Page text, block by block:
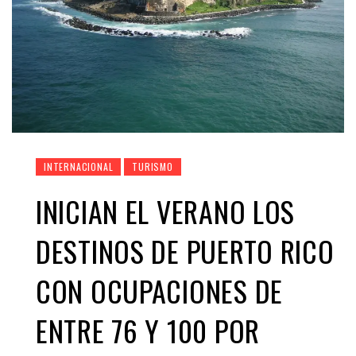
INTERNACIONAL TURISMO
INICIAN EL VERANO LOS
DESTINOS DE PUERTO RICO
CON OCUPACIONES DE
ENTRE 76 Y 100 POR